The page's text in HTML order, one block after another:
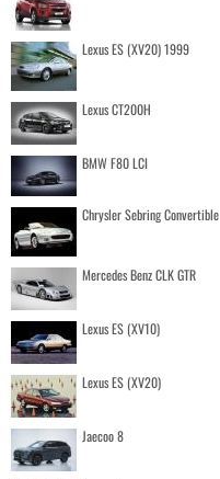
Lexus ES (XV20) 1999
Lexus CT200H
BMW F80 LCI
Chrysler Sebring Convertible
Mercedes Benz CLK GTR
Lexus ES (XV10)
Lexus ES (XV20)
Jaecoo 8